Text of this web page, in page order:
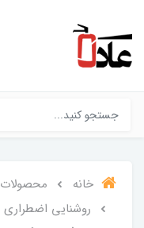
خانه محصولات
روشنایی اضطراری